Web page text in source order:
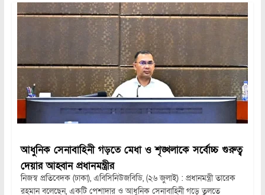
আধুনিক সেনাবাহিনী গড়তে মেধা ও শৃঙ্খলাকে সর্বোচ্চ গুরুত্ব
দেয়ার আহ্বান প্রধানমন্ত্রীর
নিজস্ব প্রতিবেদক (ঢাকা), এবিসিনিউজবিডি, (২৬ জুলাই) : প্রধানমন্ত্রী তারেক
রহমান বলেছেন, একটি পেশাদার ও আধুনিক সেনাবাহিনী গড়ে তুলতে